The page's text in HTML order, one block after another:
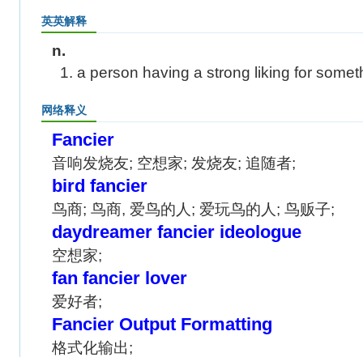
英英解释
n.
1. a person having a strong liking for
网络释义
Fancier
音响发烧友; 空想家; 发烧友; 追随者;
bird fancier
鸟商; 鸟商, 爱鸟的人; 爱玩鸟的人; 鸟贩子;
daydreamer fancier ideologue
空想家;
fan fancier lover
爱好者;
Fancier Output Formatting
格式化输出;